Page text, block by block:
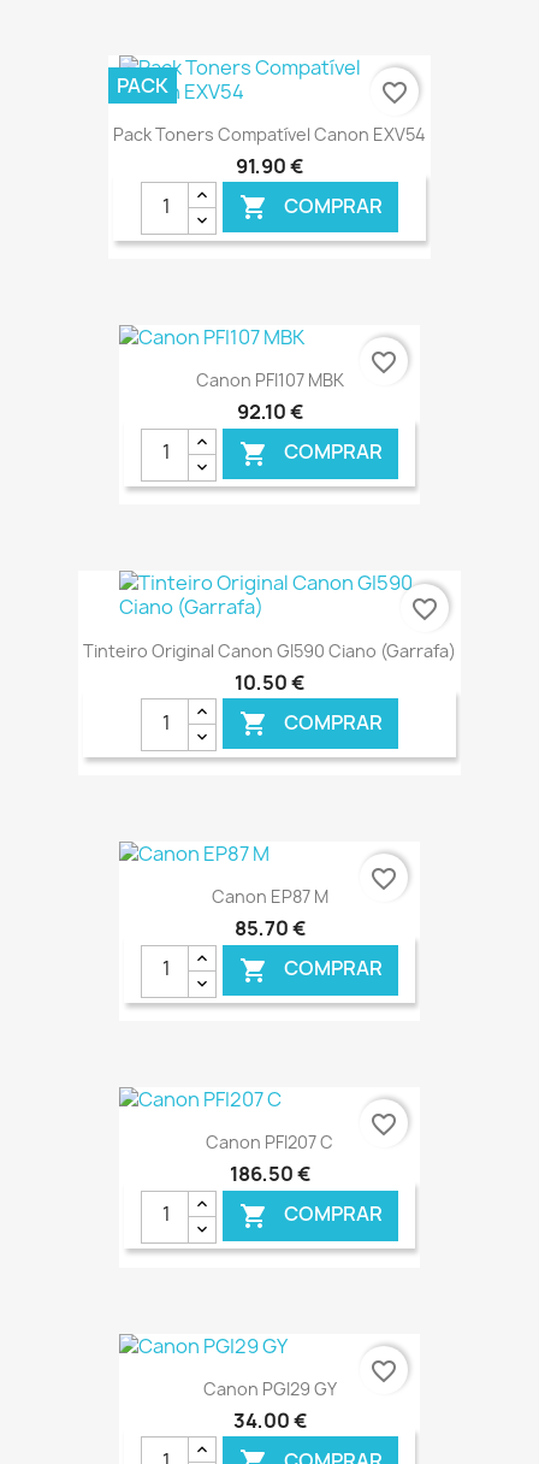
Pack Toners Compatível Canon EXV54
91,90 €
 COMPRAR
PACK favorite_border
Canon PFI107 MBK
92,10 €
 COMPRAR
€ ONLINE
favorite_border
Tinteiro Original Canon GI590 Ciano (Garrafa)
10,50 €
 COMPRAR
favorite_border
Canon EP87 M
85,70 €
 COMPRAR
€ ONLINE
favorite_border
Canon PFI207 C
186,50 €
 COMPRAR
€ ONLINE
favorite_border
Canon PGI29 GY
34,00 €
favorite_border